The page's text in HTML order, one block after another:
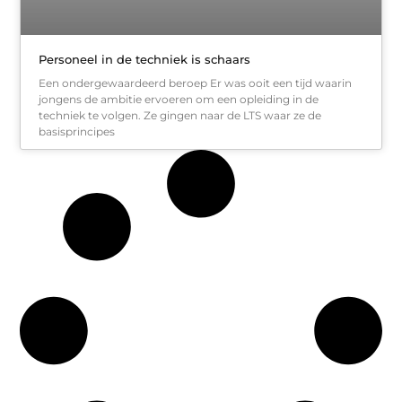
Personeel in de techniek is schaars
Een ondergewaardeerd beroep Er was ooit een tijd waarin
jongens de ambitie ervoeren om een opleiding in de
techniek te volgen. Ze gingen naar de LTS waar ze de
basisprincipes